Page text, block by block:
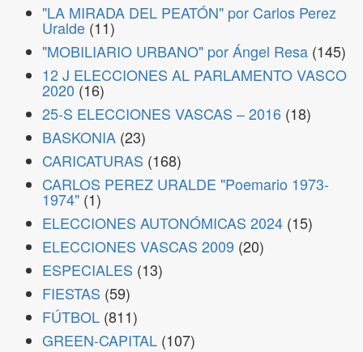
"LA MIRADA DEL PEATÓN" por Carlos Perez
Uralde (11)
"MOBILIARIO URBANO" por Ángel Resa (145)
12 J ELECCIONES AL PARLAMENTO VASCO
2020 (16)
25-S ELECCIONES VASCAS – 2016 (18)
BASKONIA (23)
CARICATURAS (168)
CARLOS PEREZ URALDE "Poemario 1973-
1974" (1)
ELECCIONES AUTONÓMICAS 2024 (15)
ELECCIONES VASCAS 2009 (20)
ESPECIALES (13)
FIESTAS (59)
FÚTBOL (811)
GREEN-CAPITAL (107)